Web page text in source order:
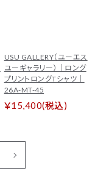
USU GALLERY（ユーエス
ユーギャラリー）｜ロング
プリントロングTシャツ｜
26A-MT-45
￥15,400(税込)